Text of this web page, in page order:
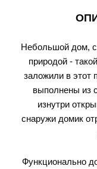
Небольшой дом,
природой -
заложили в этот
выполнены из
изнутри
снаружи домик
Функционально